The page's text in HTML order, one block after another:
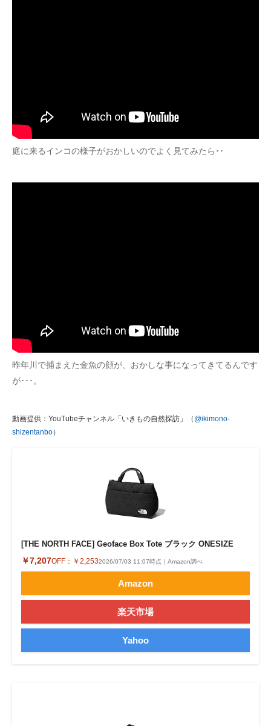
庭に来るインコの様子がおかしいのでよく見てみたら･･
昨年川で捕まえた金魚の顔が、おかしな事になってきてるんです
が･･･。
動画提供：YouTubeチャンネル「いきもの自然探訪」（ @ikimono-
shizentanbo）
[THE NORTH FACE] Geoface Box Tote ブラック ONESIZE
￥7,207OFF： ￥2,2532026/07/03 11:07時点｜Amazon調べ
Amazon
楽天市場
Yahoo